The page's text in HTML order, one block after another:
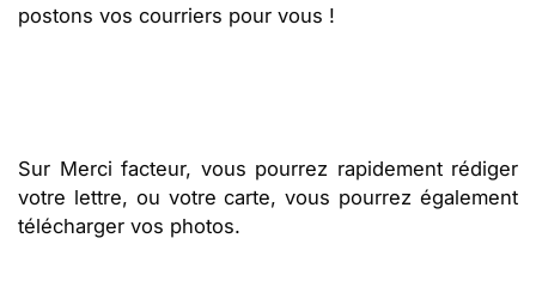
postons vos courriers pour vous !
Sur Merci facteur, vous pourrez rapidement rédiger
votre lettre, ou votre carte, vous pourrez également
télécharger vos photos.